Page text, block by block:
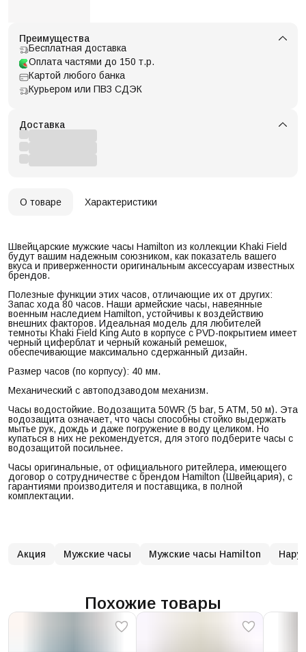
Преимущества
Бесплатная доставка
Оплата частями до 150 т.р.
Картой любого банка
Курьером или ПВЗ СДЭК
Доставка
О товаре Характеристики
Швейцарские мужские часы Hamilton из коллекции Khaki Field
будут вашим надежным союзником, как показатель вашего
вкуса и приверженности оригинальным аксессуарам известных
брендов.
Полезные функции этих часов, отличающие их от других:
Запас хода 80 часов. Наши армейские часы, навеянные
военным наследием Hamilton, устойчивы к воздействию
внешних факторов. Идеальная модель для любителей
темноты Khaki Field King Auto в корпусе с PVD-покрытием имеет
черный циферблат и черный кожаный ремешок,
обеспечивающие максимально сдержанный дизайн.
Размер часов (по корпусу): 40 мм.
Механический с автоподзаводом механизм.
Часы водостойкие. Водозащита 50WR (5 bar, 5 ATM, 50 м). Эта
водозащита означает, что часы способны стойко выдержать
мытье рук, дождь и даже погружение в воду целиком. Но
купаться в них не рекомендуется, для этого подберите часы с
водозащитой посильнее.
Часы оригинальные, от официального ритейлера, имеющего
договор о сотрудничестве с брендом Hamilton (Швейцария), с
гарантиями производителя и поставщика, в полной
комплектации.
Акция Мужские часы Мужские часы Hamilton
Похожие товары